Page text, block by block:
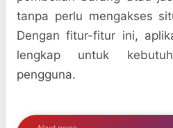
tanpa perlu mengakses
Dengan fitur-fitur ini,
lengkap untuk
pengguna.